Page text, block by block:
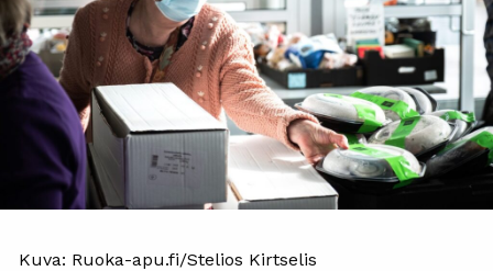
Kuva: Ruoka-apu.fi/Stelios Kirtselis